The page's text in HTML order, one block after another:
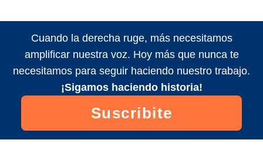
Cuando la derecha ruge, más necesitamos
amplificar nuestra voz. Hoy más que nunca te
necesitamos para seguir haciendo nuestro trabajo.
¡Sigamos haciendo historia!
Suscribite